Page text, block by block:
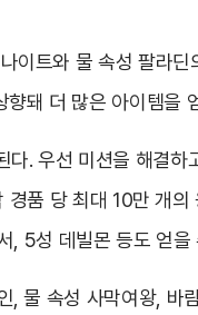
트와 물 속성 팔라딘
돼 더 많은 아이템을
. 우선 미션을 해결하
품 당 최대 10만 개
, 5성 데빌몬 등도 얻을
물 속성 사막여왕, 바